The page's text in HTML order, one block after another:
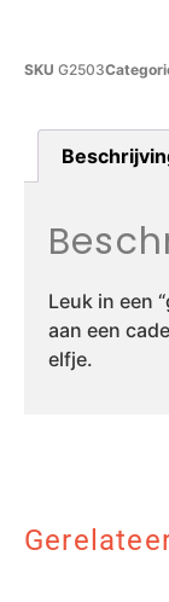
SKU G2503
Leuk in een
aan een
elfje.